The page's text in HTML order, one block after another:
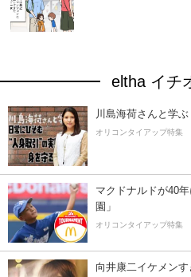
eltha イチ
川島海荷さんと学
オリコンタイアップ特集
マクドナルドが40
園」
オリコンタイアップ特集
向井康二イケメンす